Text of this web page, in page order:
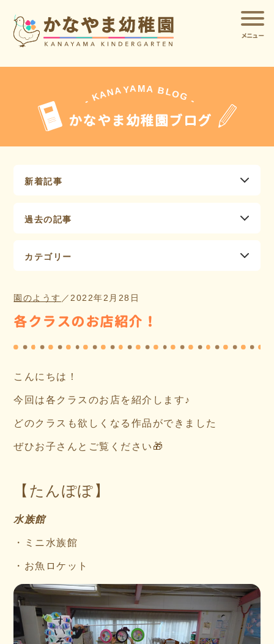
メニュー
- KANAYA MA BLOG -
かなやま幼稚園ブログ
新着記事
過去の記事
カテゴリー
園のようす ／ 2022年2月28日
各クラスのお店紹介！
こんにちは！
今回は各クラスのお店を紹介します♪
どのクラスも欲しくなる作品ができました
ぜひお子さんとご覧ください🎁
【たんぽぽ】
水族館
・ミニ水族館
・お魚ロケット